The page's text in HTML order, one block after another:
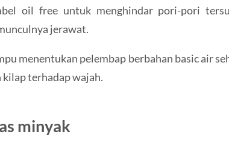
oil free untuk menghindar pori-pori
jerawat.
menentukan pelembap berbahan basic air
terhadap wajah.
minyak